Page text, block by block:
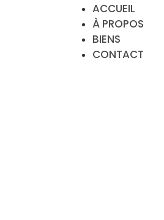
ACCUEIL
À PROPOS
BIENS
CONTACT